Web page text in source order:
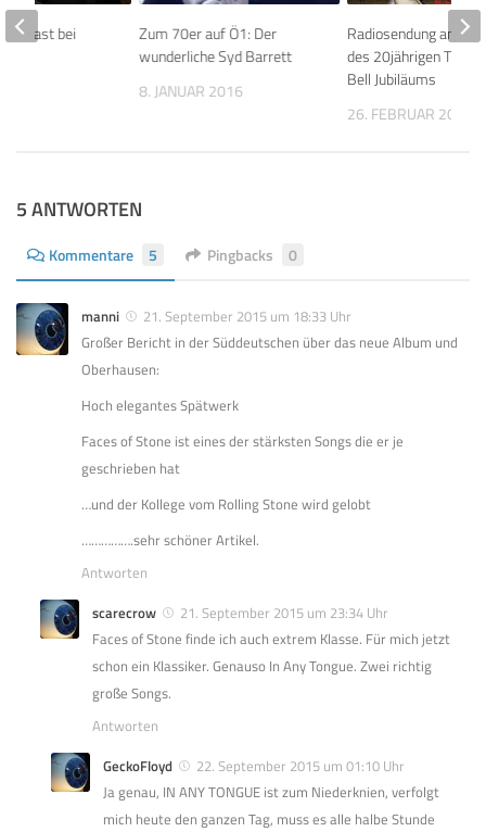
Zum 70er auf Ö1: Der
wunderliche Syd Barrett
8. JANUAR 2016
Radiosendung
des 20jährigen The
Bell Jubiläums
26. FEBRUAR 2014
zu Gast bei
5 ANTWORTEN
Kommentare 5 Pingbacks 0
manni
21. September 2015 um 18:33 Uhr
Großer Bericht in der Süddeutschen über das neue Album und
Oberhausen:
Hoch elegantes Spätwerk
Faces of Stone ist eines der stärksten Songs die er je
geschrieben hat
…und der Kollege vom Rolling Stone wird gelobt
…………….sehr schöner Artikel.
Antworten
scarecrow
21. September 2015 um 23:34 Uhr
Faces of Stone finde ich auch extrem Klasse. Für mich jetzt
schon ein Klassiker. Genauso In Any Tongue. Zwei richtig
große Songs.
Antworten
GeckoFloyd
22. September 2015 um 01:10 Uhr
Ja genau, IN ANY TONGUE ist zum Niederknien, verfolgt
mich heute den ganzen Tag, muss es alle halbe Stunde